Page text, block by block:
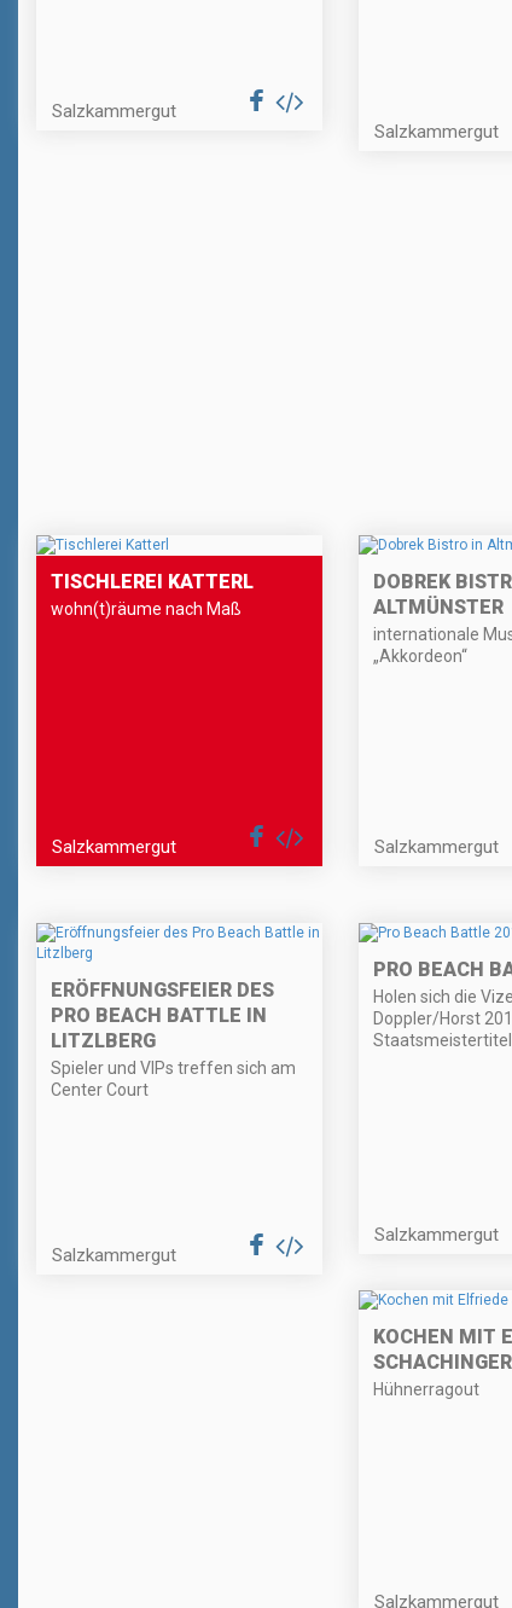
Salzkammergut
Salzkammergut
TISCHLEREI KATTERL
wohn(t)räume nach Maß
Salzkammergut
DOBREK
ALTMÜNSTER
internationale
„Akkordeon“
Salzkammergut
ERÖFFNUNGSFEIER DES
PRO BEACH BATTLE IN
LITZLBERG
Spieler und VIPs treffen sich am
Center Court
Salzkammergut
PRO BEACH
Holen sich die
Doppler/Horst
Salzkammergut
KOCHEN MIT
SCHACHINGER
Hühnerragout
Salzkammergut